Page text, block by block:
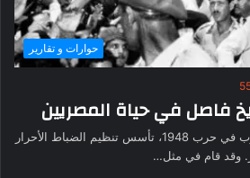
حوارات و تقارير
أسماء صبحي بعد هزيمة العرب في حرب 1948، تأسس تنظيم الضباط الأحرار
وقد قام في مثل…